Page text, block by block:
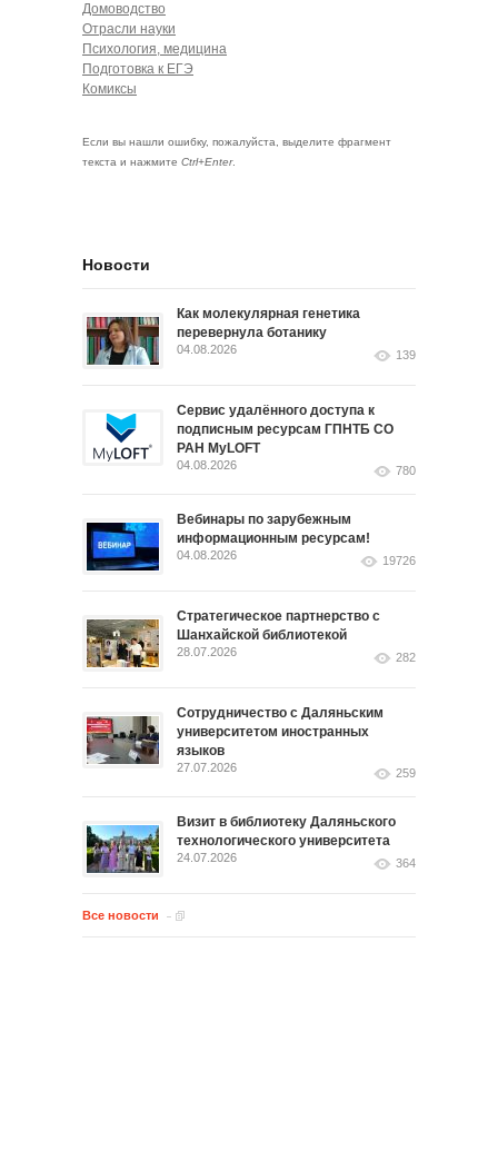
Домоводство
Отрасли науки
Психология, медицина
Подготовка к ЕГЭ
Комиксы
Если вы нашли ошибку, пожалуйста, выделите фрагмент
текста и нажмите Ctrl+Enter.
Новости
Как молекулярная генетика
перевернула ботанику
04.08.2026 139
Сервис удалённого доступа к
подписным ресурсам ГПНТБ СО
РАН MyLOFT
04.08.2026 780
Вебинары по зарубежным
информационным ресурсам!
04.08.2026 19726
Стратегическое партнерство с
Шанхайской библиотекой
28.07.2026 282
Сотрудничество с Даляньским
университетом иностранных
языков
27.07.2026 259
Визит в библиотеку Даляньского
технологического университета
24.07.2026 364
Все новости